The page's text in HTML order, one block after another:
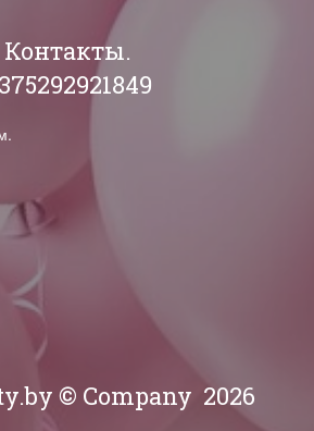
Контакты.
© Company 2026